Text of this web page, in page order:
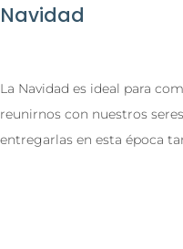
Navidad
La Navidad es ideal para
reunirnos con nuestros
entregarlas en esta época